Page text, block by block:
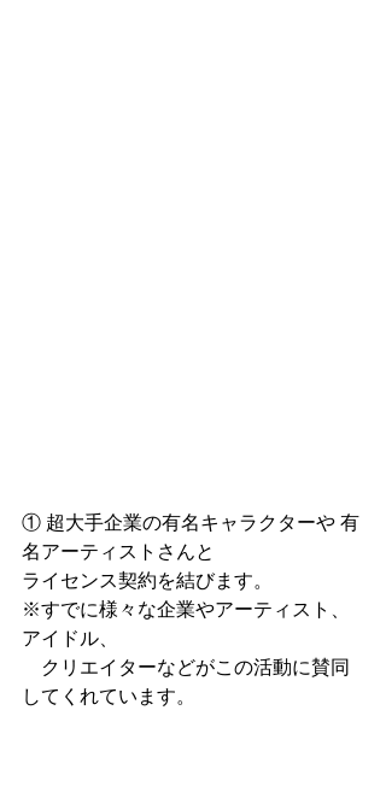
① 超大手企業の有名キャラクターや 有
名アーティストさんと
ライセンス契約を結びます。
※すでに様々な企業やアーティスト、
アイドル、
クリエイターなどがこの活動に賛同
してくれています。